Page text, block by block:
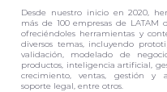
Desde nuestro inicio en 2020,
más de 100 empresas de LATAM
ofreciéndoles herramientas y
diversos temas, incluyendo
validación, modelado de
productos, inteligencia artificial,
crecimiento, ventas, gestión y
soporte legal, entre otros.